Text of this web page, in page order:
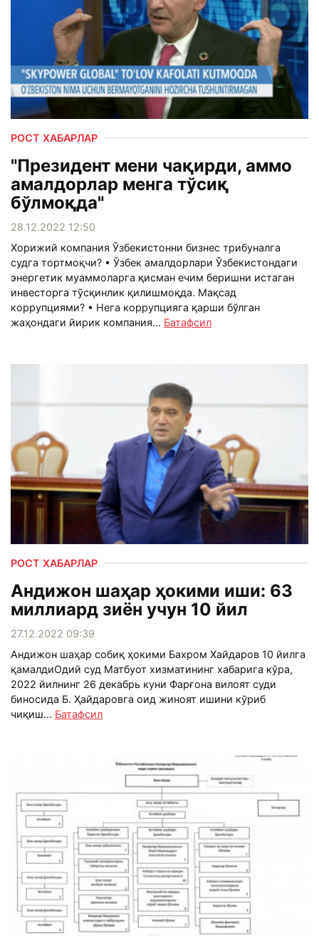
РОСТ ХАБАРЛАР
"Президент мени чақирди, аммо
амалдорлар менга тўсиқ
бўлмоқда"
28.12.2022 12:50
Хорижий компания Ўзбекистонни бизнес трибуналга
судга тортмоқчи? • Ўзбек амалдорлари Ўзбекистондаги
энергетик муаммоларга қисман ечим беришни истаган
инвесторга тўсқинлик қилишмоқда. Мақсад
коррупциями? • Нега коррупцияга қарши бўлган
жаҳондаги йирик компания... Батафсил
РОСТ ХАБАРЛАР
Андижон шаҳар ҳокими иши: 63
миллиард зиён учун 10 йил
27.12.2022 09:39
Андижон шаҳар собиқ ҳокими Бахром Хайдаров 10 йилга
қамалдиОдий суд Матбуот хизматининг хабарига кўра,
2022 йилнинг 26 декабрь куни Фарғона вилоят суди
биносида Б. Ҳайдаровга оид жиноят ишини кўриб
чиқиш... Батафсил